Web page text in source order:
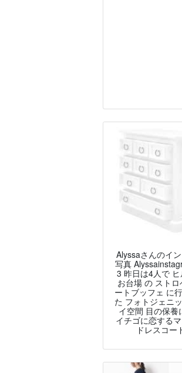
Alyssaさんのイ
写真
3 昨日は4人で
お台場 の スト
ートブッフェ に
た フォトジェニ
イ空間 目の保養
イチゴに恋する
ドレスコー